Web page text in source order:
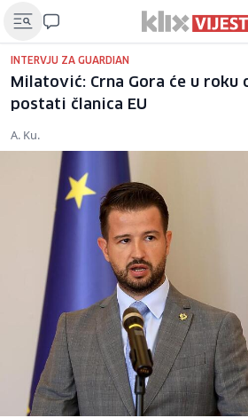
INTERVJU ZA GUARDIAN
Milatović: Crna Gora će u roku
postati članica EU
A. Ku.